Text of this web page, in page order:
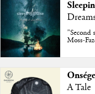
"Second
Moss-
A Tale